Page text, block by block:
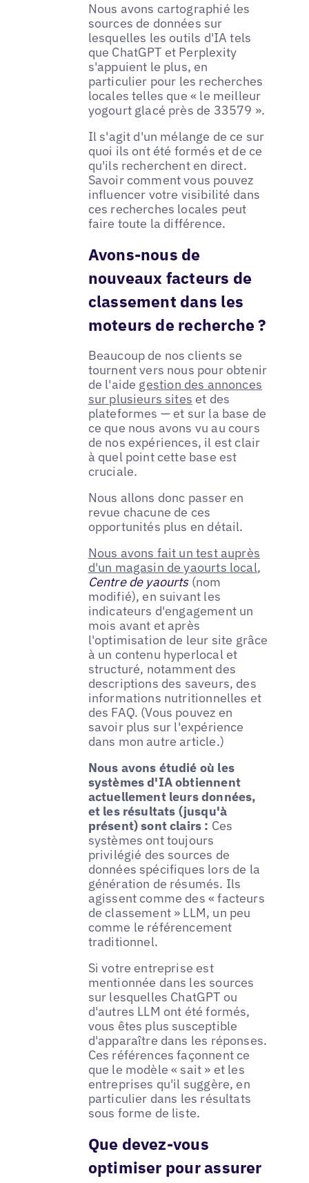
Nous avons cartographié les
sources de données sur
lesquelles les outils d'IA tels
que ChatGPT et Perplexity
s'appuient le plus, en
particulier pour les recherches
locales telles que « le meilleur
yogourt glacé près de 33579 ».
Il s'agit d'un mélange de ce sur
quoi ils ont été formés et de ce
qu'ils recherchent en direct.
Savoir comment vous pouvez
influencer votre visibilité dans
ces recherches locales peut
faire toute la différence.
Avons-nous de
nouveaux facteurs de
classement dans les
moteurs de recherche ?
Beaucoup de nos clients se
tournent vers nous pour obtenir
de l'aide gestion des annonces
sur plusieurs sites et des
plateformes — et sur la base de
ce que nous avons vu au cours
de nos expériences, il est clair
à quel point cette base est
cruciale.
Nous allons donc passer en
revue chacune de ces
opportunités plus en détail.
Nous avons fait un test auprès
d'un magasin de yaourts local,
Centre de yaourts(nom
modifié), en suivant les
indicateurs d'engagement un
mois avant et après
l'optimisation de leur site grâce
à un contenu hyperlocal et
structuré, notamment des
descriptions des saveurs, des
informations nutritionnelles et
des FAQ. (Vous pouvez en
savoir plus sur l'expérience
dans mon autre article.)
Nous avons étudié où les
systèmes d'IA obtiennent
actuellement leurs données,
et les résultats (jusqu'à
présent) sont clairs : Ces
systèmes ont toujours
privilégié des sources de
données spécifiques lors de la
génération de résumés. Ils
agissent comme des « facteurs
de classement » LLM, un peu
comme le référencement
traditionnel.
Si votre entreprise est
mentionnée dans les sources
sur lesquelles ChatGPT ou
d'autres LLM ont été formés,
vous êtes plus susceptible
d'apparaître dans les réponses.
Ces références façonnent ce
que le modèle « sait » et les
entreprises qu'il suggère, en
particulier dans les résultats
sous forme de liste.
Que devez-vous
optimiser pour assurer